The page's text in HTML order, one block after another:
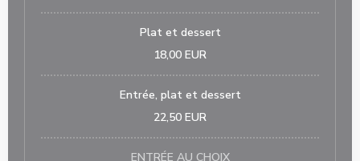
Plat et dessert
18,00 EUR
Entrée, plat et dessert
22,50 EUR
ENTRÉE AU CHOIX